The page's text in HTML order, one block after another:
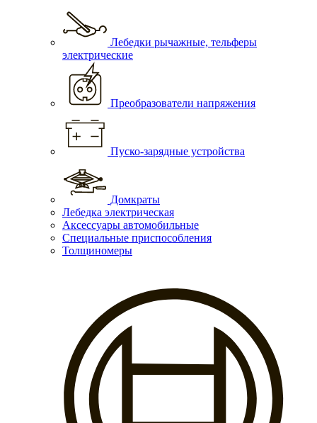
Лебедки рычажные, тельферы
электрические
Преобразователи напряжения
Пуско-зарядные устройства
Домкраты
Лебедка электрическая
Аксессуары автомобильные
Специальные приспособления
Толщиномеры